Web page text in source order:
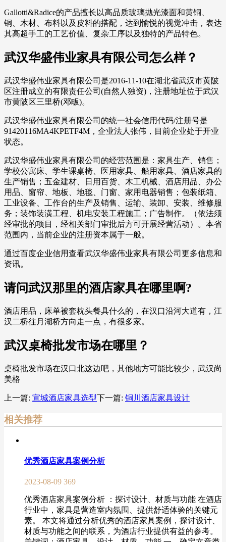
Gallotti&Radice的产品擅长以高品质玻璃抛光漆面和黄铜、
铜、木材、布料以及皮料的搭配，达到愉悦的视觉冲击，表达
其高超手工的工艺价值、复杂工序以及独特的产品特色。
武汉华盛伟业家具有限公司怎么样？
武汉华盛伟业家具有限公司是2016-11-10在湖北省武汉市黄陂
区注册成立的有限责任公司(自然人独资)，注册地址位于武汉
市黄陂区三里桥(邓畈)。
武汉华盛伟业家具有限公司的统一社会信用代码/注册号是
91420116MA4KPETF4M，企业法人张伟，目前企业处于开业
状态。
武汉华盛伟业家具有限公司的经营范围是：家具生产、销售；
学校公寓床、学生课桌椅、医用家具、船用家具、酒店家具的
生产销售；五金建材、日用百货、木工机械、酒店用品、办公
用品、窗帘、地板、地毯、门窗、家用电器销售；包装纸箱、
工业设备、工作台的生产及销售、运输、装卸、安装、维修服
务；装饰装潢工程、机电安装工程施工；广告制作。（依法须
经审批的项目，经相关部门审批后方可开展经营活动）。本省
范围内，当前企业的注册资本属于一般。
通过百度企业信用查看武汉华盛伟业家具有限公司更多信息和
资讯。
请问武汉那里的酒店家具在哪里啊?
酒店用品，床单被套枕头餐具什么的，在汉口沿河大道有，江
汉二桥往月湖桥方向走一点，有很多家。
武汉桌椅批发市场在哪里？
桌椅批发市场在汉口北这边吧，其他地方可能比较少，武汉尚
美格
上一篇: 宣城酒店家具选型下一篇: 铜川酒店家具设计
相关推荐
优秀酒店家具案例分析
2023-08-09 369
优秀酒店家具案例分析 ：探讨设计、材质与功能 在酒店
行业中，家具是营造室内氛围、提供舒适体验的关键元
素。 本文将通过分析优秀的酒店家具案例，探讨设计、
材质与功能之间的联系，为酒店行业提供有益的参考。